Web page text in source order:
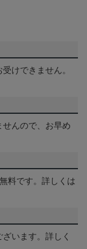
けできません。
んので、お早め
料です。詳しくは
います。詳しく